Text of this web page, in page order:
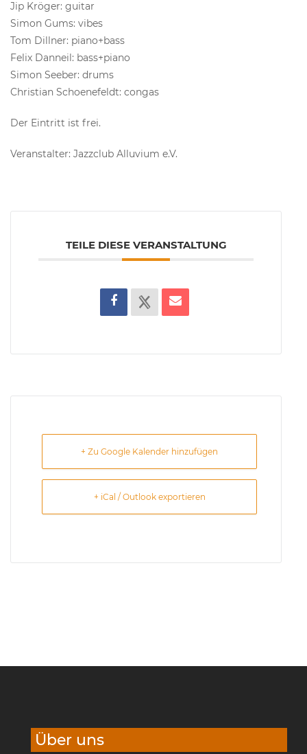
Jip Kröger: guitar
Simon Gums: vibes
Tom Dillner: piano+bass
Felix Danneil: bass+piano
Simon Seeber: drums
Christian Schoenefeldt: congas
Der Eintritt ist frei.
Veranstalter: Jazzclub Alluvium e.V.
TEILE DIESE VERANSTALTUNG
+ Zu Google Kalender hinzufügen
+ iCal / Outlook exportieren
Über uns